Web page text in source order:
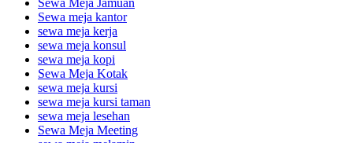
Sewa Meja Jamuan
Sewa meja kantor
sewa meja kerja
sewa meja konsul
sewa meja kopi
Sewa Meja Kotak
sewa meja kursi
sewa meja kursi taman
sewa meja lesehan
Sewa Meja Meeting